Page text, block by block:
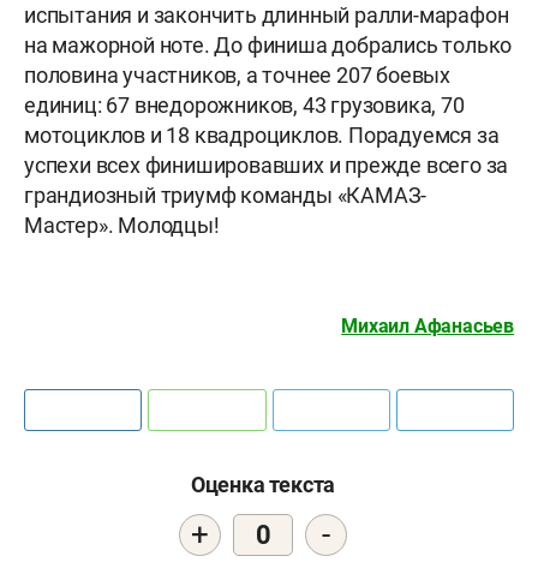
испытания и закончить длинный ралли-марафон
на мажорной ноте. До финиша добрались только
половина участников, а точнее 207 боевых
единиц: 67 внедорожников, 43 грузовика, 70
мотоциклов и 18 квадроциклов. Порадуемся за
успехи всех финишировавших и прежде всего за
грандиозный триумф команды «КАМАЗ-
Мастер». Молодцы!
Михаил Афанасьев
Оценка текста
+ 0 -